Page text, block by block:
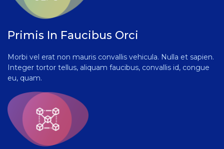
Primis In Faucibus Orci
Morbi vel erat non mauris convallis vehicula. Nulla et sapien.
Integer tortor tellus, aliquam faucibus, convallis id, congue
eu, quam.